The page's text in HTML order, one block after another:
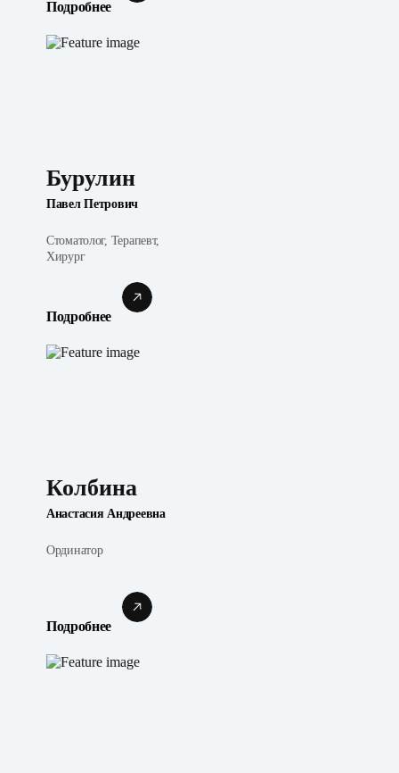
Подробнее
Бурулин
Павел Петрович
Стоматолог, Терапевт,
Хирург
Подробнее
Колбина
Анастасия Андреевна
Ординатор
Подробнее